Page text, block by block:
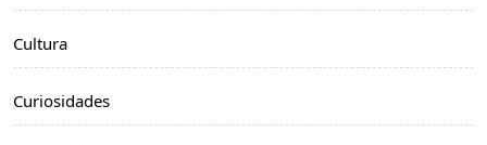
Cultura
Curiosidades